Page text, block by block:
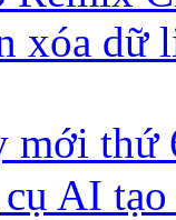
xóa dữ
mới
AI